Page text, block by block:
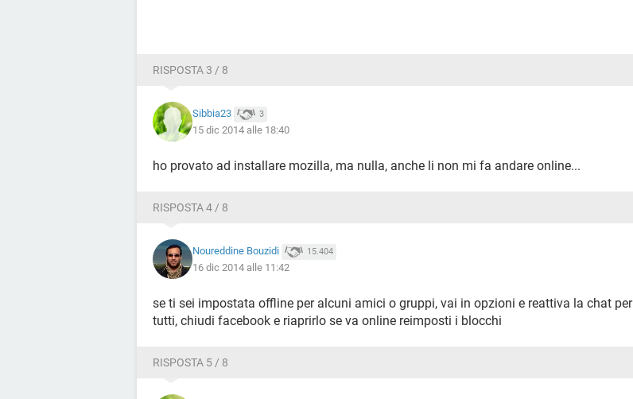
RISPOSTA 3 / 8
Sibbia23 3
15 dic 2014 alle 18:40
ho provato ad installare mozilla, ma nulla, anche li non mi fa andare online...
RISPOSTA 4 / 8
Noureddine Bouzidi 15.404
16 dic 2014 alle 11:42
se ti sei impostata offline per alcuni amici o gruppi, vai in opzioni e reattiva la chat per
tutti, chiudi facebook e riaprirlo se va online reimposti i blocchi
RISPOSTA 5 / 8